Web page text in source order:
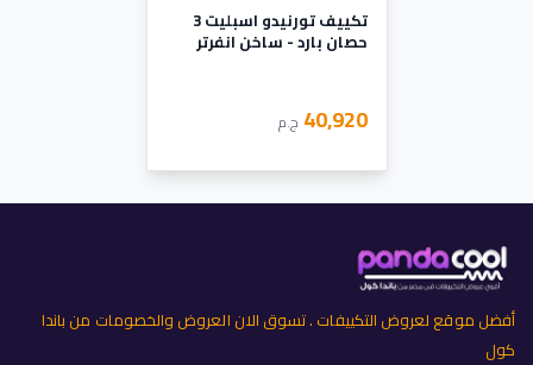
تكييف تورنيدو اسبليت 3
حصان بارد - ساخن انفرتر
40,920 ج.م
أفضل موقع لعروض التكييفات . تسوق الان العروض والخصومات من باندا
كول